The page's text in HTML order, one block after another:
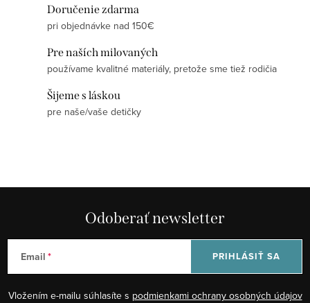
k
ý
i
s
Doručenie zdarma
pri objednávke nad 150€
Pre naších milovaných
používame kvalitné materiály, pretože sme tiež rodičia
Šijeme s láskou
pre naše/vaše detičky
Odoberať newsletter
Email
Vložením e-mailu súhlasíte s podmienkami ochrany osobných údajov
PRIHLÁSIŤ SA